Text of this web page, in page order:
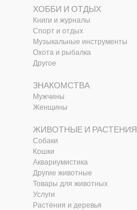
ХОББИ И ОТДЫХ
Книги и журналы
Спорт и отдых
Музыкальные инструменты
Охота и рыбалка
Другое
ЗНАКОМСТВА
Мужчины
Женщины
ЖИВОТНЫЕ И РАСТЕНИЯ
Собаки
Кошки
Аквариумистика
Другие животные
Товары для животных
Услуги
Растения и деревья